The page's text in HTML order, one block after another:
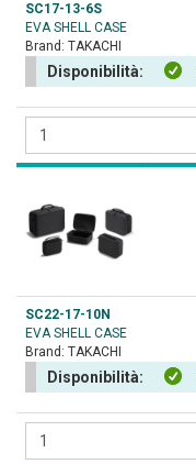
SC17-13-6S
EVA SHELL CASE
Brand: TAKACHI
Disponibilità:
SC22-17-10N
EVA SHELL CASE
Brand: TAKACHI
Disponibilità: